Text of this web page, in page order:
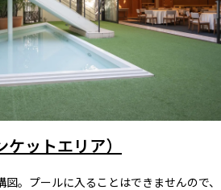
ットエリア）
。プールに入ることはできませんので、